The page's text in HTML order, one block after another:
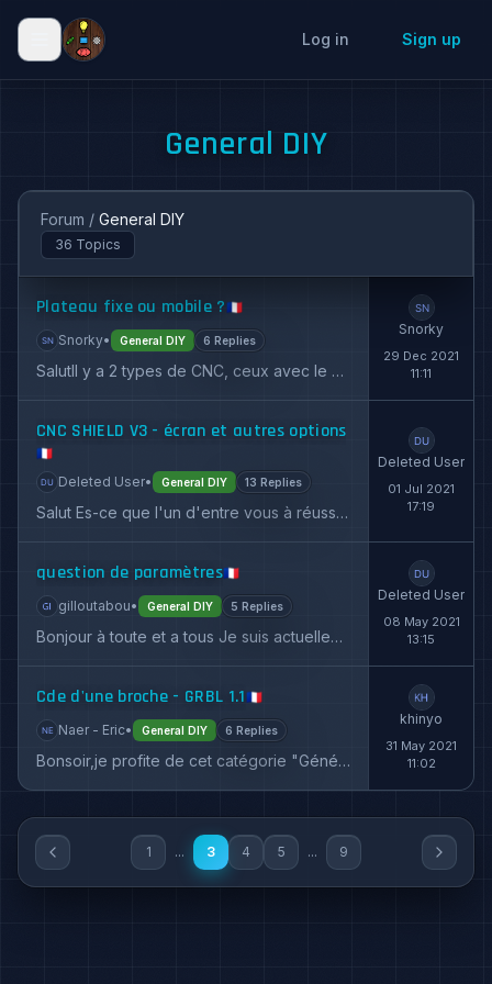
Log in Sign up
General DIY
Forum / General DIY
36 Topics
Plateau fixe ou mobile ?🇫🇷
Snorky• General DIY 6 Replies
SalutIl y a 2 types de CNC, ceux avec le plateau fixe (comme les nôtres) ou ceux avec un plateau mobile.Plateau mobile : j'ai lu plus de rig...
Snorky
29 Dec 2021
11:11
CNC SHIELD V3 - écran et autres options
🇫🇷
Deleted User• General DIY 13 Replies
Salut Es-ce que l'un d'entre vous à réussi à connecter un écran sur la CNC SHIELD V3 dans l'idée de rendre la machine autonome (plus besoin...
Deleted User
01 Jul 2021
17:19
question de paramètres🇫🇷
gilloutabou• General DIY 5 Replies
Bonjour à toute et a tous Je suis actuellement sur le point de modifier ma petite cnc 3018 (axes x et y) et je me pose cette question :...
Deleted User
08 May 2021
13:15
Cde d'une broche - GRBL 1.1🇫🇷
Naer - Eric• General DIY 6 Replies
Bonsoir,je profite de cet catégorie "Générale", pour une petite info pour ceux qui recherche comment faire les branchements sur l'Arduino +...
khinyo
31 May 2021
11:02
1 ... 3 4 5 ... 9